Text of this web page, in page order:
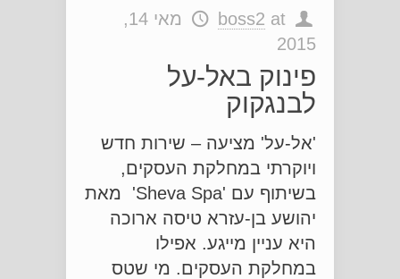
boss2 at
מאי 14,
2015
פינוק באל-על
לבנגקוק
'אל-על' מציעה – שירות חדש
ויוקרתי במחלקת העסקים,
בשיתוף עם 'Sheva Spa' מאת
יהושע בן-עזרא טיסה ארוכה
היא עניין מייגע. אפילו
במחלקת העסקים. מי שטס